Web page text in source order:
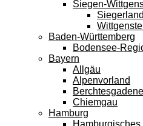
Siegen-
Siegerland
Baden-Württemberg
Bodensee-
Bayern
Allgäu
Alpenvorland
Chiemgau
Hamburg
Hamburgisches